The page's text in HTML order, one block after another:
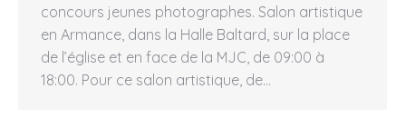
concours jeunes photographes. Salon artistique
en Armance, dans la Halle Baltard, sur la place
de l’église et en face de la MJC, de 09:00 à
18:00. Pour ce salon artistique, de…